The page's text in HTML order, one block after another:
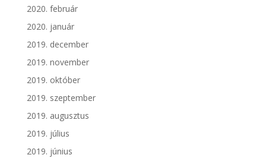
2020. február
2020. január
2019. december
2019. november
2019. október
2019. szeptember
2019. augusztus
2019. július
2019. június